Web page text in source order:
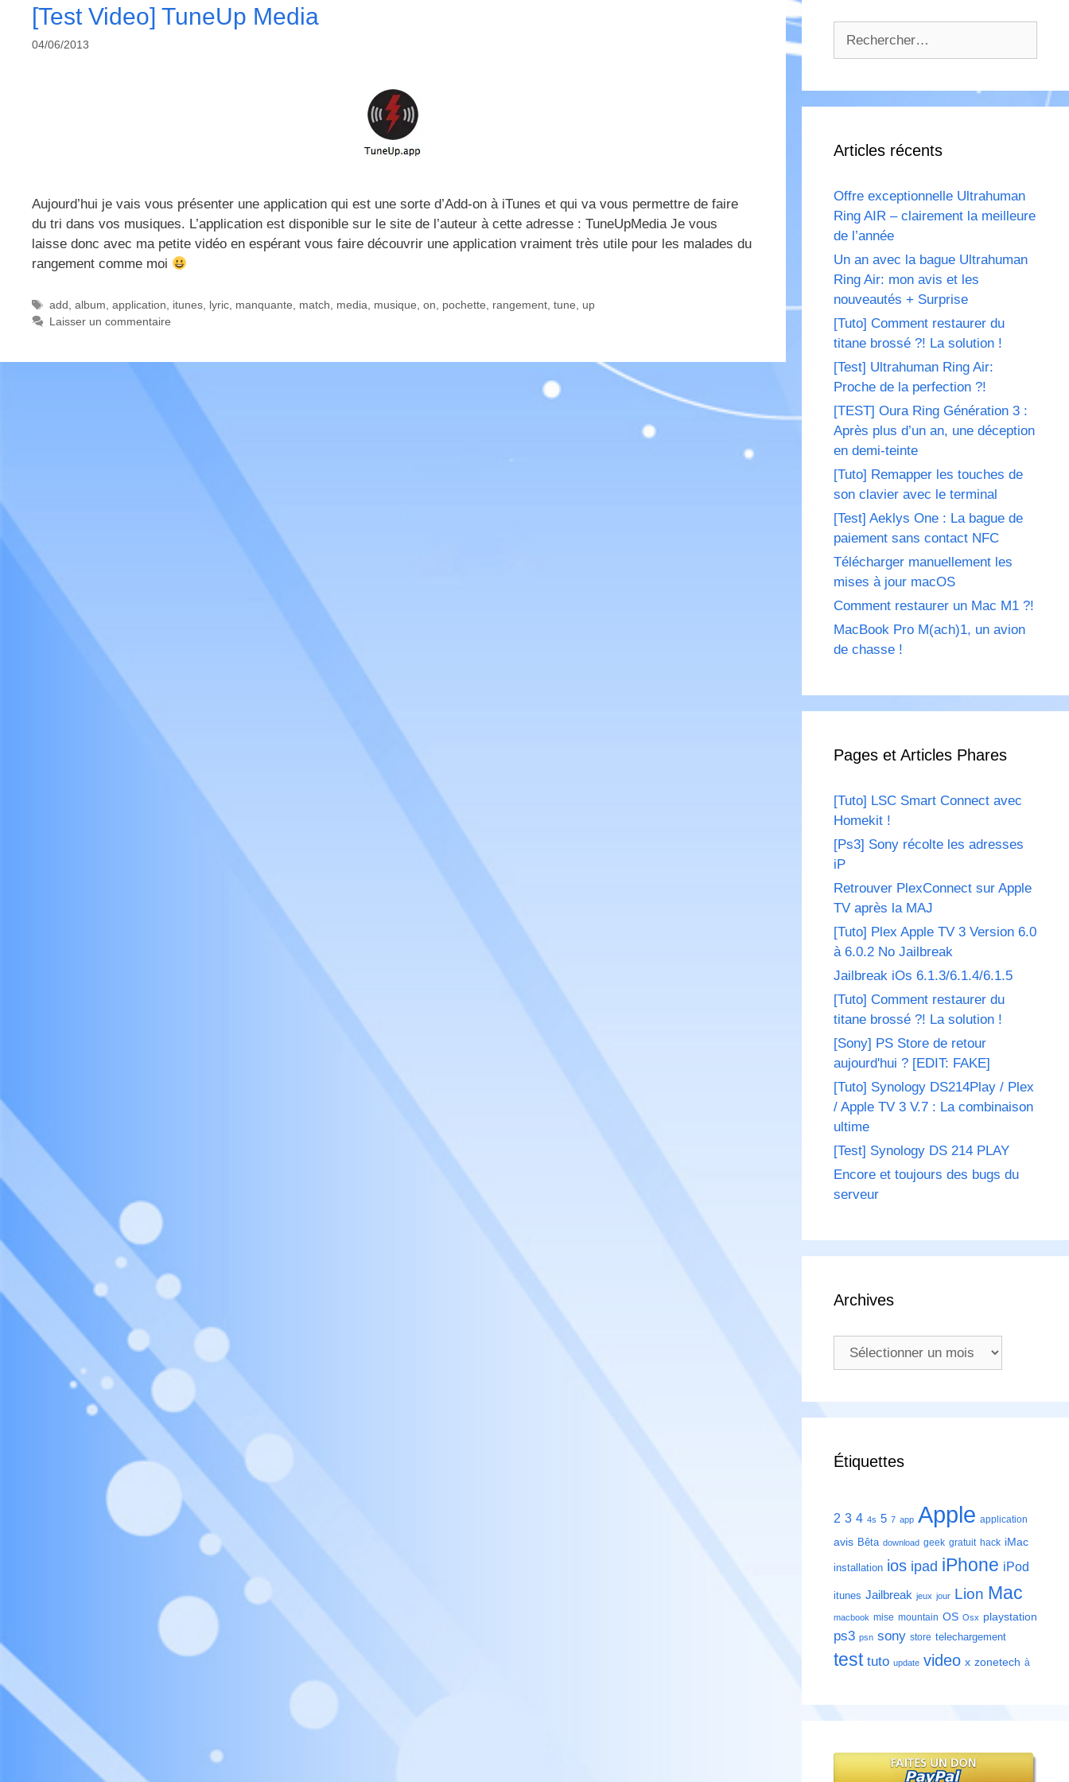
[Test Video] TuneUp Media
04/06/2013
Aujourd’hui je vais vous présenter une application qui est une sorte d’Add-on à iTunes et qui va vous permettre de faire
du tri dans vos musiques. L’application est disponible sur le site de l’auteur à cette adresse : TuneUpMedia Je vous
laisse donc avec ma petite vidéo en espérant vous faire découvrir une application vraiment très utile pour les malades du
rangement comme moi
Étiquettes
add, album, application, itunes, lyric, manquante, match, media, musique, on, pochette, rangement, tune, up
Laisser un commentaire
Articles récents
Offre exceptionnelle Ultrahuman
Ring AIR – clairement la meilleure
de l’année
Un an avec la bague Ultrahuman
Ring Air: mon avis et les
nouveautés + Surprise
[Tuto] Comment restaurer du
titane brossé ?! La solution !
[Test] Ultrahuman Ring Air:
Proche de la perfection ?!
[TEST] Oura Ring Génération 3 :
Après plus d’un an, une déception
en demi-teinte
[Tuto] Remapper les touches de
son clavier avec le terminal
[Test] Aeklys One : La bague de
paiement sans contact NFC
Télécharger manuellement les
mises à jour macOS
Comment restaurer un Mac M1 ?!
MacBook Pro M(ach)1, un avion
de chasse !
Pages et Articles Phares
[Tuto] LSC Smart Connect avec
Homekit !
[Ps3] Sony récolte les adresses
iP
Retrouver PlexConnect sur Apple
TV après la MAJ
[Tuto] Plex Apple TV 3 Version 6.0
à 6.0.2 No Jailbreak
Jailbreak iOs 6.1.3/6.1.4/6.1.5
[Tuto] Comment restaurer du
titane brossé ?! La solution !
[Sony] PS Store de retour
aujourd'hui ? [EDIT: FAKE]
[Tuto] Synology DS214Play / Plex
/ Apple TV 3 V.7 : La combinaison
ultime
[Test] Synology DS 214 PLAY
Encore et toujours des bugs du
serveur
Archives
Archives
Étiquettes
2 3 4 4s 5 7 app Apple application
avis Bêta download geek gratuit hack iMac
installation ios ipad iPhone iPod
itunes Jailbreak jeux jour Lion Mac
macbook mise mountain OS Osx playstation
ps3 psn sony store telechargement
test tuto update video x zonetech à